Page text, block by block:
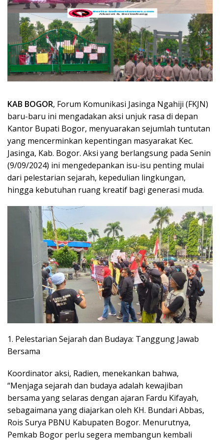
KAB BOGOR, Forum Komunikasi Jasinga Ngahiji (FKJN)
baru-baru ini mengadakan aksi unjuk rasa di depan
Kantor Bupati Bogor, menyuarakan sejumlah tuntutan
yang mencerminkan kepentingan masyarakat Kec.
Jasinga, Kab. Bogor. Aksi yang berlangsung pada Senin
(9/09/2024) ini mengedepankan isu-isu penting mulai
dari pelestarian sejarah, kepedulian lingkungan,
hingga kebutuhan ruang kreatif bagi generasi muda.
1. Pelestarian Sejarah dan Budaya: Tanggung Jawab
Bersama
Koordinator aksi, Radien, menekankan bahwa,
“Menjaga sejarah dan budaya adalah kewajiban
bersama yang selaras dengan ajaran Fardu Kifayah,
sebagaimana yang diajarkan oleh KH. Bundari Abbas,
Rois Surya PBNU Kabupaten Bogor. Menurutnya,
Pemkab Bogor perlu segera membangun kembali